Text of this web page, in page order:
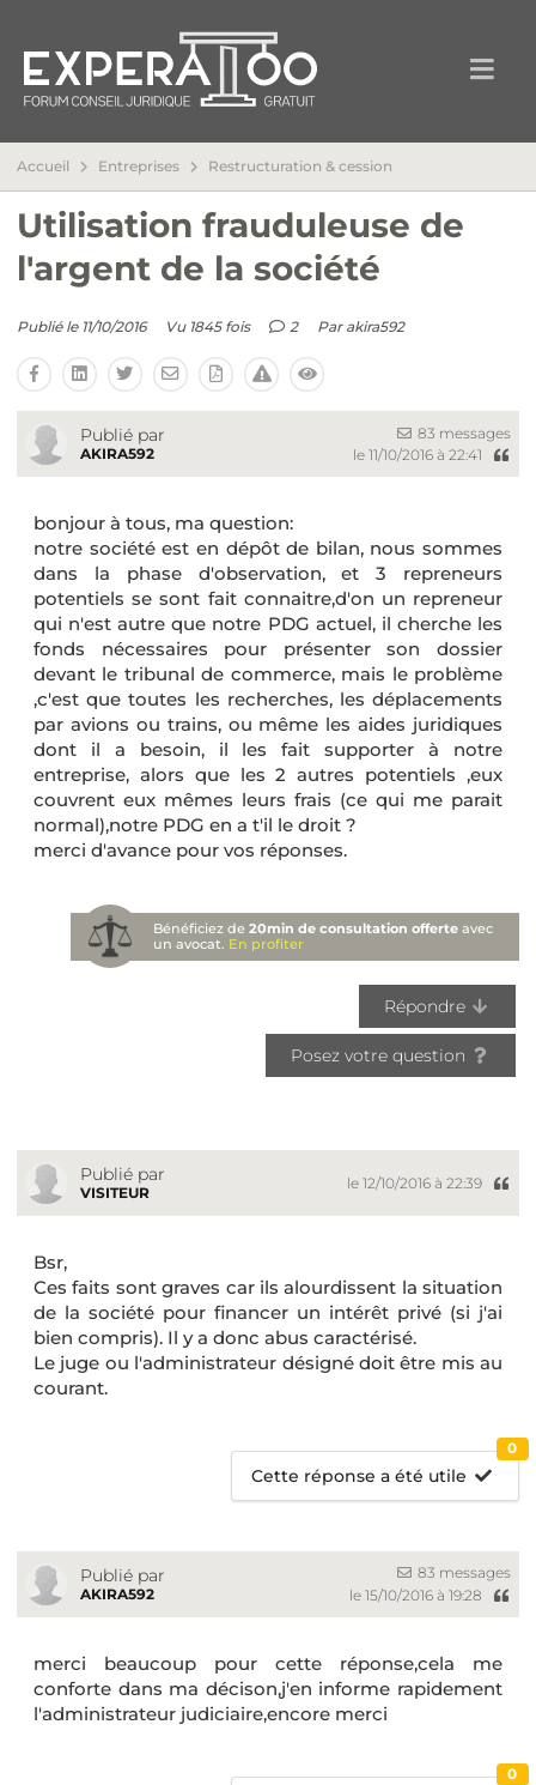
Accueil Entreprises Restructuration & cession
Utilisation frauduleuse de
l'argent de la société
Publié le 11/10/2016 Vu 1845 fois 2 Par akira592
Publié par
AKIRA592
83 messages
le 11/10/2016 à 22:41
bonjour à tous, ma question:
notre société est en dépôt de bilan, nous sommes
dans la phase d'observation, et 3 repreneurs
potentiels se sont fait connaitre,d'on un repreneur
qui n'est autre que notre PDG actuel, il cherche les
fonds nécessaires pour présenter son dossier
devant le tribunal de commerce, mais le problème
,c'est que toutes les recherches, les déplacements
par avions ou trains, ou même les aides juridiques
dont il a besoin, il les fait supporter à notre
entreprise, alors que les 2 autres potentiels ,eux
couvrent eux mêmes leurs frais (ce qui me parait
normal),notre PDG en a t'il le droit ?
merci d'avance pour vos réponses.
Bénéficiez de20min de consultation offerte avec
un avocat. En profiter
Répondre
Posez votre question
Publié par
VISITEUR
le 12/10/2016 à 22:39
Bsr,
Ces faits sont graves car ils alourdissent la situation
de la société pour financer un intérêt privé (si j'ai
bien compris). Il y a donc abus caractérisé.
Le juge ou l'administrateur désigné doit être mis au
courant.
Cette réponse a été utile
0
Publié par
AKIRA592
83 messages
le 15/10/2016 à 19:28
merci beaucoup pour cette réponse,cela me
conforte dans ma décison,j'en informe rapidement
l'administrateur judiciaire,encore merci
0